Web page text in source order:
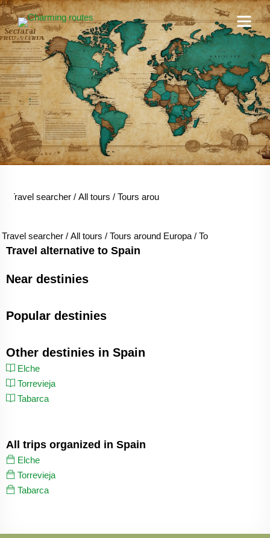
Travel searcher / All tours / Tours around Europa
Travel searcher / All tours / Tours around Europa / Tours around
Travel alternative to Spain
Near destinies
Popular destinies
Other destinies in Spain
Elche
Torrevieja
Tabarca
All trips organized in Spain
Elche
Torrevieja
Tabarca